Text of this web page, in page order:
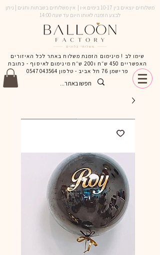
משלוחים יוצאים בין 10-17 בימים א-ו | אין משלוחים בשבתות וחגים | ניתן
לבצע הזמנה לאותו היום עד שעה 14:00
שימו לב ! מינימום הזמנת משלוח באתר לכל האיזורים
האפשריים 450 ש״ח ו200 ש״ח מינימום לאיסוף - כתובת
פרישמן 76 תל אביב - טלפון
0547043564